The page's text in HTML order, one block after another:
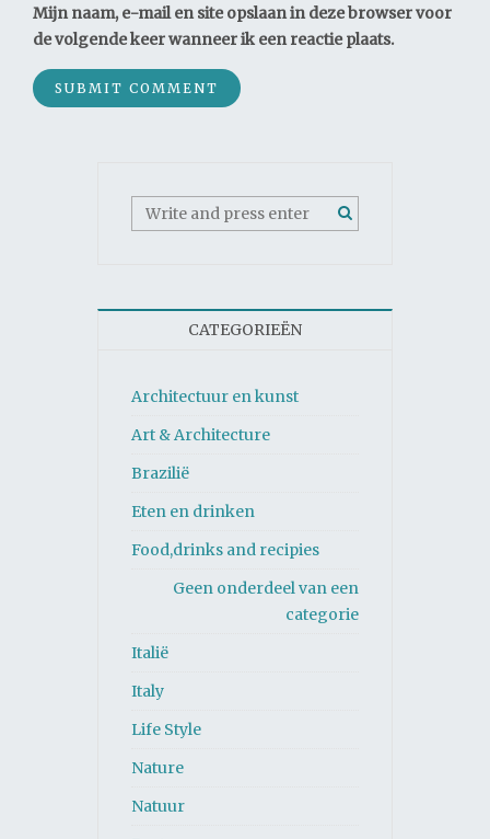
Mijn naam, e-mail en site opslaan in deze browser voor
de volgende keer wanneer ik een reactie plaats.
CATEGORIEËN
Architectuur en kunst
Art & Architecture
Brazilië
Eten en drinken
Food,drinks and recipies
Geen onderdeel van een
categorie
Italië
Italy
Life Style
Nature
Natuur